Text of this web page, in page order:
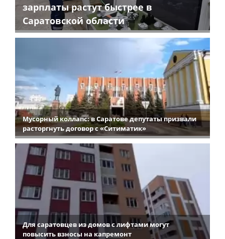
зарплаты растут быстрее в
Саратовской области
Мусорный коллапс: в Саратове депутаты призвали
расторгнуть договор с «Ситиматик»
Для саратовцев из домов с лифтами могут
повысить взносы на капремонт